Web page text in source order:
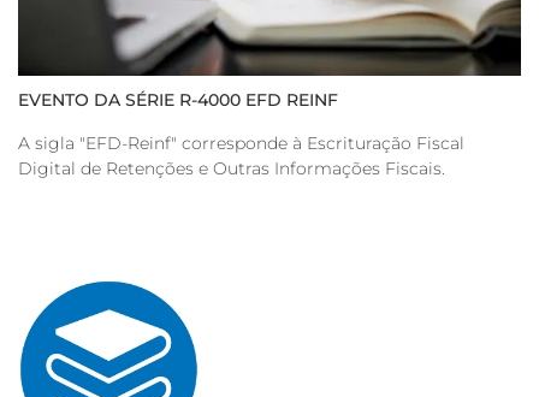
EVENTO DA SÉRIE R-4000 EFD REINF
A sigla "EFD-Reinf" corresponde à Escrituração Fiscal
Digital de Retenções e Outras Informações Fiscais.